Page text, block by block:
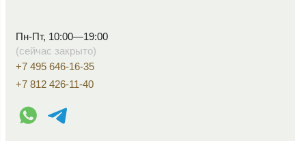
Пн-Пт, 10:00—19:00
(сейчас закрыто)
+7 495 646-16-35
+7 812 426-11-40
WhatsApp контакт
Telegram контакт